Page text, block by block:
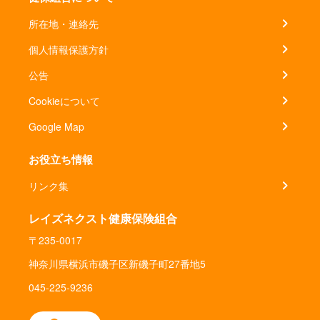
所在地・連絡先
個人情報保護方針
公告
Cookieについて
Google Map
お役立ち情報
リンク集
レイズネクスト健康保険組合
〒235-0017
神奈川県横浜市磯子区新磯子町27番地5
045-225-9236